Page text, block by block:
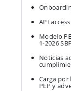
API access
Modelo
1-2026
Noticias
Carga por
PEP y